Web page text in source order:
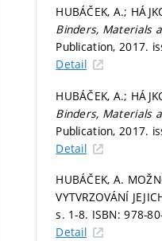
HUBÁČEK, A.;
Binders, Materials
Publication, 2017.
Detail
HUBÁČEK, A.;
Binders, Materials
Publication, 2017.
Detail
HUBÁČEK, A.
VYTVRZOVÁNÍ
s. 1-8. ISBN: 978-
Detail